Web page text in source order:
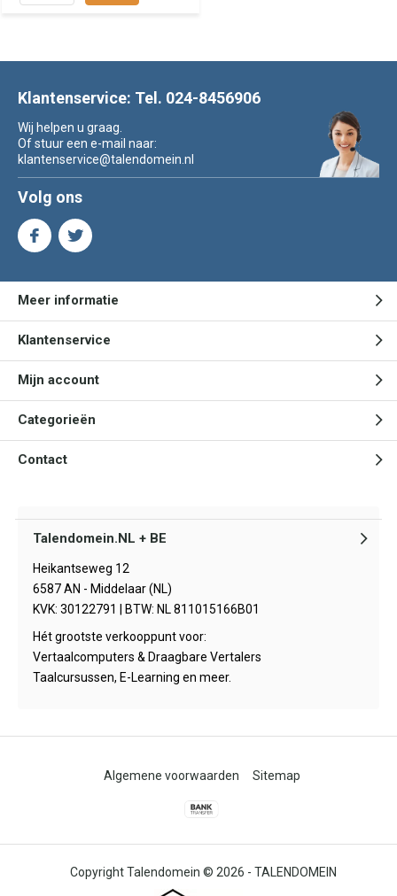
Klantenservice: Tel. 024-8456906
Wij helpen u graag.
Of stuur een e-mail naar:
klantenservice@talendomein.nl
Volg ons
Meer informatie
Klantenservice
Mijn account
Categorieën
Contact
Talendomein.NL + BE
Heikantseweg 12
6587 AN - Middelaar (NL)
KVK: 30122791 | BTW: NL 811015166B01
Hét grootste verkooppunt voor:
Vertaalcomputers & Draagbare Vertalers
Taalcursussen, E-Learning en meer.
© 2026 - TALENDOMEIN
Algemene voorwaarden Sitemap